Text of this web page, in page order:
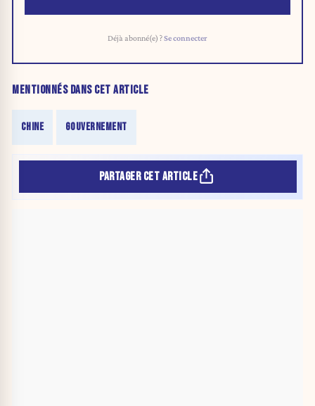
Déjà abonné(e) ?Se connecter
MENTIONNÉS DANS CET ARTICLE
CHINE GOUVERNEMENT
PARTAGER CET ARTICLE